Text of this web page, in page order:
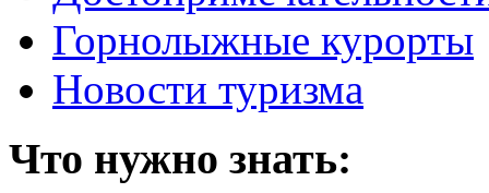
Горнолыжные курорты
Новости туризма
Что нужно знать: